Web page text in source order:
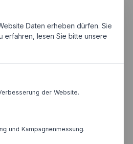
Daten erheben dürfen. Sie
erfahren, lesen Sie bitte unsere
der Website.
und Kampagnenmessung.